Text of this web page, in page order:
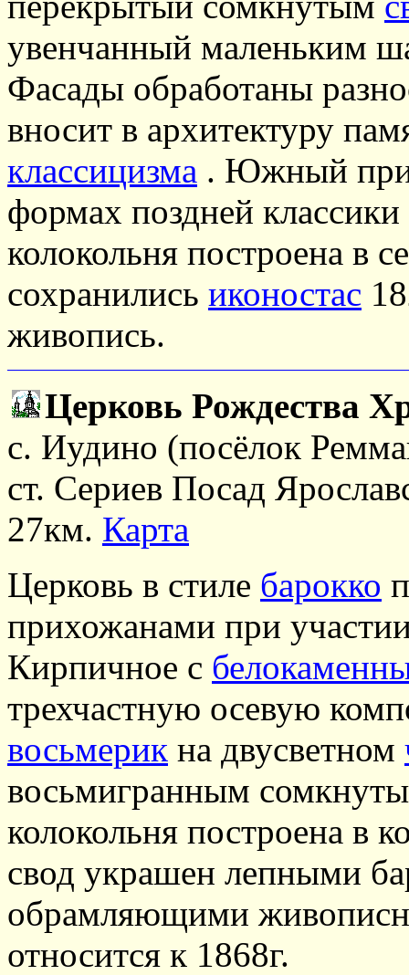
увенчанный маленьким
Фасады обработаны
вносит в архитектуру
классицизма . Южный
формах поздней
колокольня построена в
сохранились иконостас
живопись.
Церковь Рождества
c. Иудино (посёлок
ст. Сериев Посад
27км. Карта
Церковь в стиле барокко
прихожанами при
Кирпичное с
трехчастную осевую
восьмерик на двусветном
восьмигранным
колокольня построена в
свод украшен лепными
обрамляющими
относится к 1868г.